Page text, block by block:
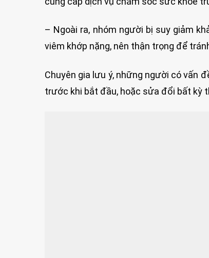
– Ngoài ra, nhóm người bị suy giảm
viêm khớp nặng, nên thận trọng để
Chuyên gia lưu ý, những người có vấn
trước khi bắt đầu, hoặc sửa đổi bất kỳ